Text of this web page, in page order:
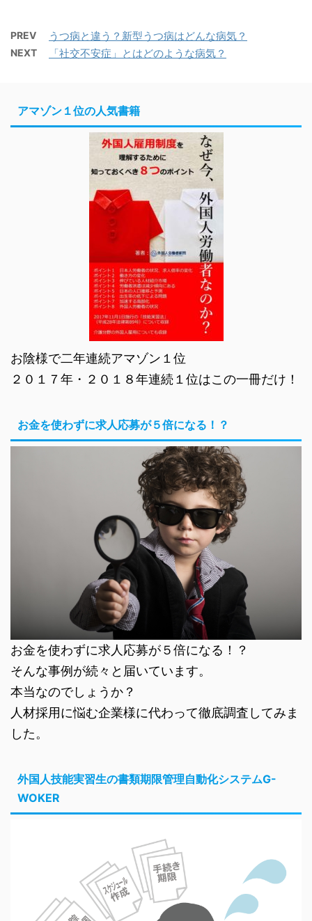
PREV うつ病と違う？新型うつ病はどんな病気？
NEXT 「社交不安症」とはどのような病気？
アマゾン１位の人気書籍
お陰様で二年連続アマゾン１位
２０１７年・２０１８年連続１位はこの一冊だけ！
お金を使わずに求人応募が５倍になる！？
お金を使わずに求人応募が５倍になる！？
そんな事例が続々と届いています。
本当なのでしょうか？
人材採用に悩む企業様に代わって徹底調査してみま
した。
外国人技能実習生の書類期限管理自動化システムG-
WOKER